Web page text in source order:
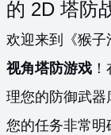
的 2D 塔防
欢迎来到《猴
视角塔防游戏
理您的防御武器
您的任务非常明